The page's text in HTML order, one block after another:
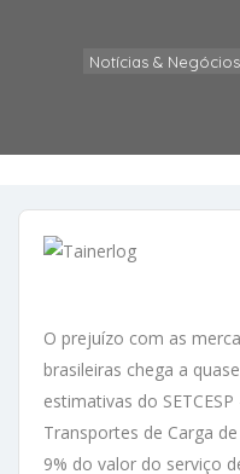
Notícias & Negócios
O prejuízo com as
brasileiras chega a
estimativas do
Transportes de Carga
9% do valor do serviço